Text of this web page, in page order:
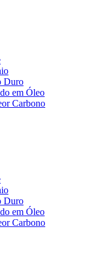
Duro
em Óleo
Carbono
Duro
em Óleo
Carbono